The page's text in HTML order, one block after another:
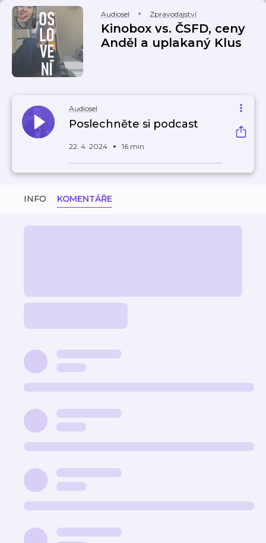
Audiosel Zpravodajství
Kinobox vs. ČSFD, ceny
Anděl a uplakaný Klus
Audiosel
Poslechněte si podcast
22. 4. 2024 16 min
INFO KOMENTÁŘE